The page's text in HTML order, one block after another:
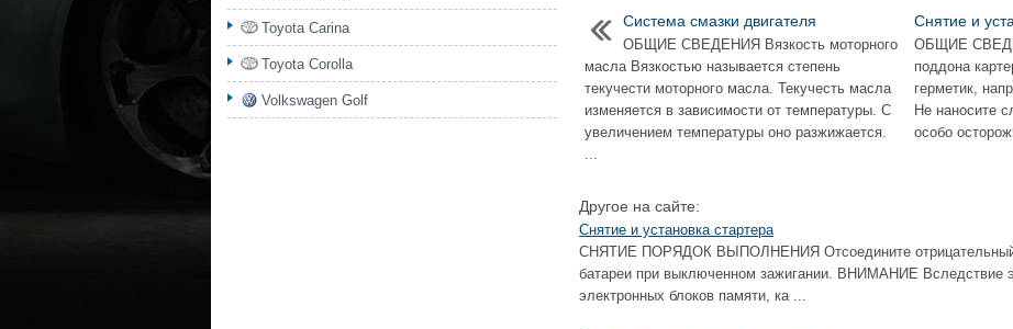
Система смазки двигателя
ОБЩИЕ СВЕДЕНИЯ Вязкость моторного
масла Вязкостью называется степень
текучести моторного масла. Текучесть масла
изменяется в зависимости от температуры. С
увеличением температуры оно разжижается.
...
Снятие и
ОБЩИЕ
поддона
герметик,
Не наносите
особо
Другое на сайте:
Снятие и установка стартера
СНЯТИЕ ПОРЯДОК ВЫПОЛНЕНИЯ Отсоедините отрицательный
батареи при выключенном зажигании. ВНИМАНИЕ Вследствие
электронных блоков памяти, ка ...
Toyota Carina
Toyota Corolla
Volkswagen Golf